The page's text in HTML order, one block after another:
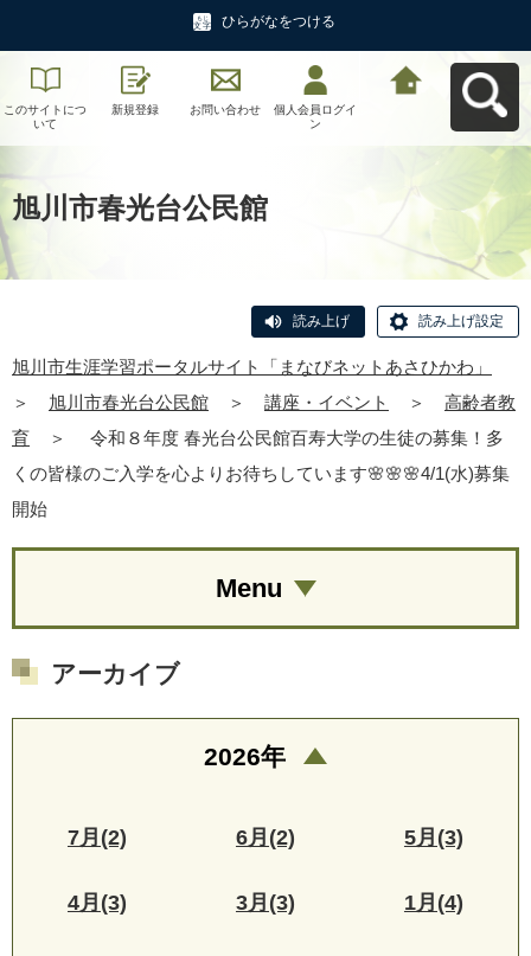
ひらがなをつける
このサイトにつ
いて
新規登録 お問い合わせ
個人会員ログイ
ン
旭川市春光台公民館
読み上げ 読み上げ設定
旭川市生涯学習ポータルサイト「まなびネットあさひかわ」
＞
旭川市春光台公民館 ＞ 講座・イベント ＞
高齢者教
育
＞
令和８年度 春光台公民館百寿大学の生徒の募集！多
くの皆様のご入学を心よりお待ちしています🌸🌸🌸4/1(水)募集
開始
Menu
アーカイブ
2026年
7月(2) 6月(2) 5月(3)
4月(3) 3月(3) 1月(4)